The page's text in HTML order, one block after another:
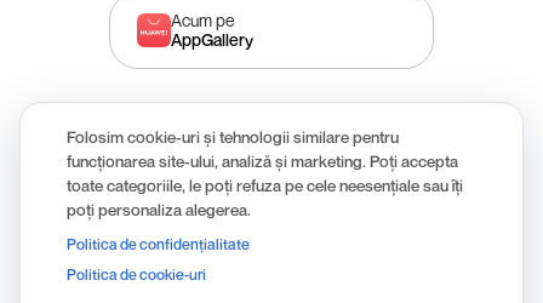
Folosim cookie-uri și tehnologii similare pentru
funcționarea site-ului, analiză și marketing. Poți accepta
toate categoriile, le poți refuza pe cele neesențiale sau îți
poți personaliza alegerea.
Politica de confidențialitate
Politica de cookie-uri
Acum pe
AppGallery
Aplicație oferită de S.C. Transilvania Broker de Asigurare S.A.,
înregistrată la Autoritatea de Supraveghere Financiară (ASF) sub
numărul RBK-374/17.11.2006, prin S.C. REASIGAPP S.R.L în calitate de
asistent în brokeraj (distribuitor secundar).
© 2026 Reasig - SIMPLU, RAPID și PRIETENOS